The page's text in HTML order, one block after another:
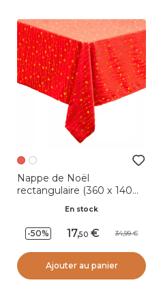
Nappe de Noël
rectangulaire (360 x 140
En stock
-50% 17,50 34,99
Ajouter au panier